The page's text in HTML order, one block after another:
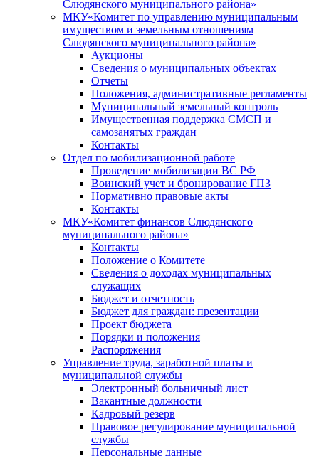
Слюдянского муниципального района»
МКУ«Комитет по управлению муниципальным
имуществом и земельным отношениям
Слюдянского муниципального района»
Аукционы
Сведения о муниципальных объектах
Отчеты
Положения, административные регламенты
Муниципальный земельный контроль
Имущественная поддержка СМСП и
самозанятых граждан
Контакты
Отдел по мобилизационной работе
Проведение мобилизации ВС РФ
Воинский учет и бронирование ГПЗ
Нормативно правовые акты
Контакты
МКУ«Комитет финансов Слюдянского
муниципального района»
Контакты
Положение о Комитете
Сведения о доходах муниципальных
служащих
Бюджет и отчетность
Бюджет для граждан: презентации
Проект бюджета
Порядки и положения
Распоряжения
Управление труда, заработной платы и
муниципальной службы
Электронный больничный лист
Вакантные должности
Кадровый резерв
Правовое регулирование муниципальной
службы
Персональные данные